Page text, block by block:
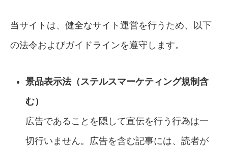
当サイトは、健全なサイト運営を行うため、以下
の法令およびガイドラインを遵守します。
景品表示法（ステルスマーケティング規制含
む）
広告であることを隠して宣伝を行う行為は一
切行いません。広告を含む記事には、読者が